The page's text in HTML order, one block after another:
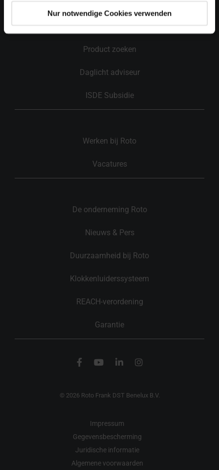
Nur notwendige Cookies verwenden
Onderdelen aanvragen
Product zoeken
Daglicht adviseur
ISDE Subsidie
Werken bij Roto
Vacatures
De onderneming Roto
Nieuws & Pers
Duurzaamheid bij Roto
Klokkenluiderssysteem
REACH-verordening
Garantie
© 2026 Roto Frank DST Benelux B.V.
Impressum
Gegevensbescherming
Juridische informatie
Algemene voorwaarden